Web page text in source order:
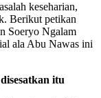
keseharian,
Berikut petikan
Soeryo Ngalam
ala Abu Nawas ini
itu